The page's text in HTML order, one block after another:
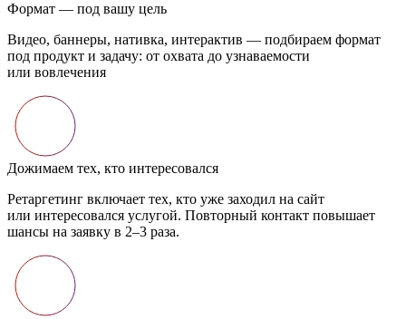
Формат — под вашу цель
Видео, баннеры, нативка, интерактив — подбираем формат
под продукт и задачу: от охвата до узнаваемости
или вовлечения
Дожимаем тех, кто интересовался
Ретаргетинг включает тех, кто уже заходил на сайт
или интересовался услугой. Повторный контакт повышает
шансы на заявку в 2–3 раза.